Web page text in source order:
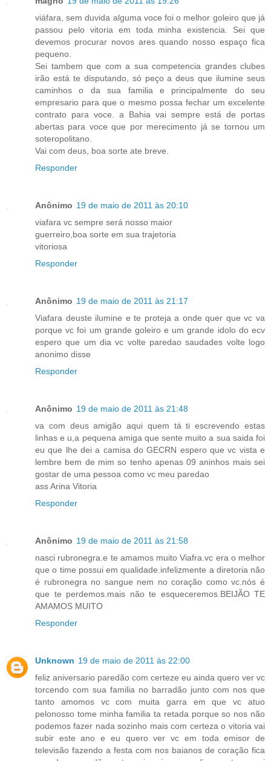
viáfara, sem duvida alguma voce foi o melhor goleiro que já
passou pelo vitoria em toda minha existencia. Sei que
devemos procurar novos ares quando nosso espaço fica
pequeno.
Sei tambem que com a sua competencia grandes clubes
irão está te disputando, só peço a deus que ilumine seus
caminhos o da sua familia e principalmente do seu
empresario para que o mesmo possa fechar um excelente
contrato para voce. a Bahia vai sempre está de portas
abertas para voce que por merecimento já se tornou um
soteropolitano.
Vai com deus, boa sorte ate breve.
Responder
Anônimo 19 de maio de 2011 às 20:10
viafara vc sempre será nosso maior
guerreiro,boa sorte em sua trajetoria
vitoriosa
Responder
Anônimo 19 de maio de 2011 às 21:17
Viafara deuste ilumine e te proteja a onde quer que vc va
porque vc foi um grande goleiro e um grande idolo do ecv
espero que um dia vc volte paredao saudades volte logo
anonimo disse
Responder
Anônimo 19 de maio de 2011 às 21:48
va com deus amigão aqui quem tá ti escrevendo estas
linhas e u,a pequena amiga que sente muito a sua saida foi
eu que lhe dei a camisa do GECRN espero que vc vista e
lembre bem de mim so tenho apenas 09 aninhos mais sei
gostar de uma pessoa como vc meu paredao
ass Arina Vitoria
Responder
Anônimo 19 de maio de 2011 às 21:58
nasci rubronegra.e te amamos muito Viafra.vc era o melhor
que o time possui em qualidade.infelizmente a diretoria não
é rubronegra no sangue nem no coração como vc.nós é
que te perdemos.mais não te esqueceremos.BEIJÃO TE
AMAMOS MUITO
Responder
Unknown 19 de maio de 2011 às 22:00
feliz aniversario paredão com certeze eu ainda quero ver vc
torcendo com sua familia no barradão junto com nos que
tanto amomos vc com muita garra em que vc atuo
pelonosso tome minha familia ta retada porque so nos não
podemos fazer nada sozinho mais com certeza o vitoria vai
subir este ano e eu quero ver vc em toda emisor de
televisão fazendo a festa com nos baianos de coração fica